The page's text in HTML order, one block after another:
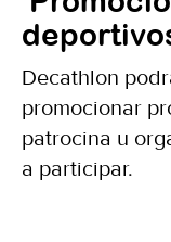
Decathlon
promocionar
patrocina u
a participar.